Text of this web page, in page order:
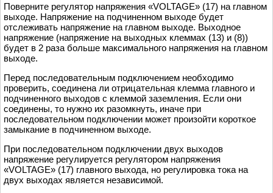
Поверните регулятор напряжения «VOLTAGE» (17) на главном
выходе. Напряжение на подчиненном выходе будет
отслеживать напряжение на главном выходе. Выходное
напряжение (напряжение на выходных клеммах (13) и (8))
будет в 2 раза больше максимального напряжения на главном
выходе.
Перед последовательным подключением необходимо
проверить, соединена ли отрицательная клемма главного и
подчиненного выходов с клеммой заземления. Если они
соединены, то нужно их разомкнуть, иначе при
последовательном подключении может произойти короткое
замыкание в подчиненном выходе.
При последовательном подключении двух выходов
напряжение регулируется регулятором напряжения
«VOLTAGE» (17) главного выхода, но регулировка тока на
двух выходах является независимой.